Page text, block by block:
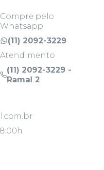
Compre pelo
Whatsapp
(11) 2092-3229
Atendimento
(11) 2092-3229 -
Ramal 2